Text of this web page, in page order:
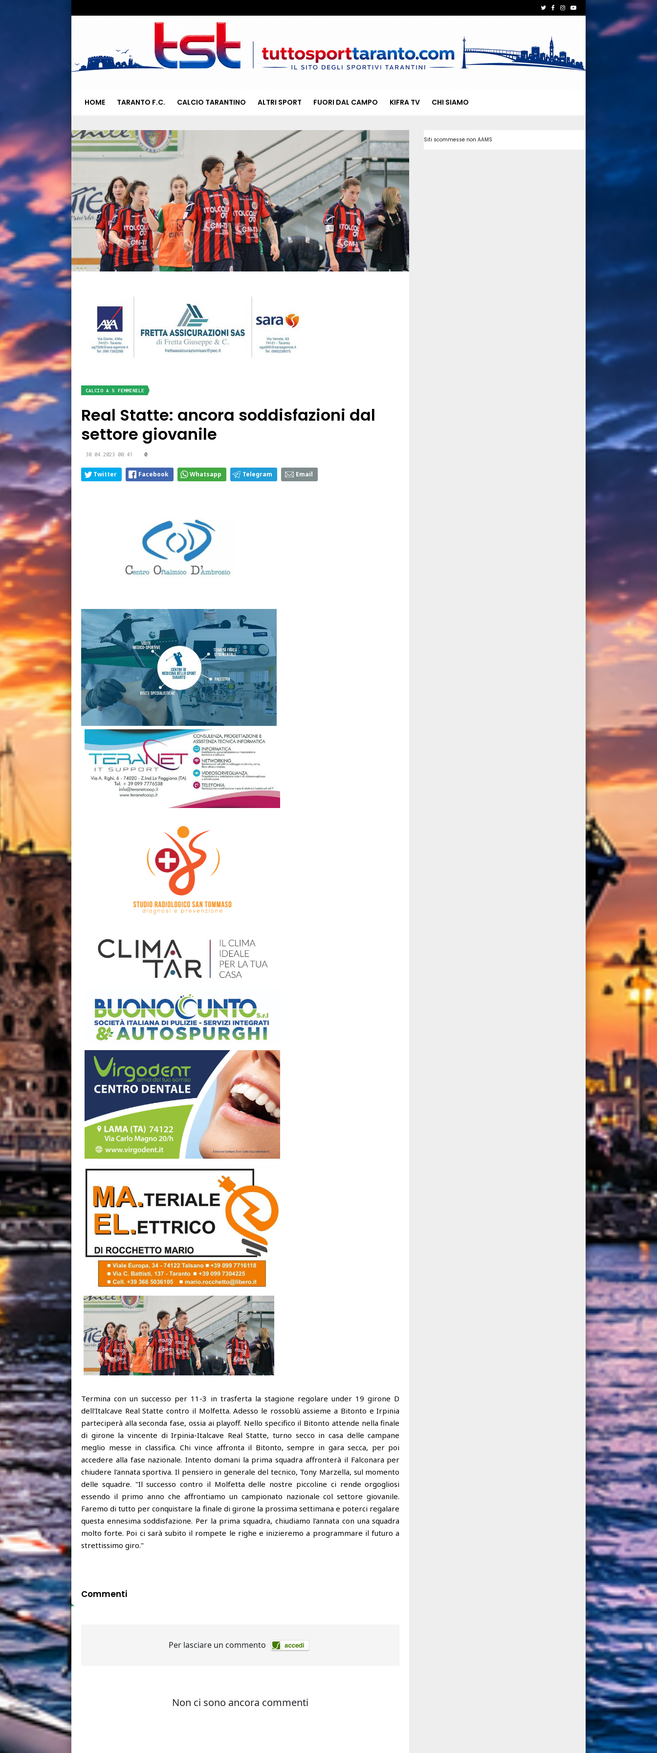
HOME TARANTO F.C. CALCIO TARANTINO ALTRI SPORT FUORI DAL CAMPO KIFRA TV CHI SIAMO
CALCIO A 5 FEMMINILE
Real Statte: ancora soddisfazioni dal
settore giovanile
30.04.2023 00:41 0
Twitter Facebook Whatsapp Telegram Email
Termina con un successo per 11-3 in trasferta la stagione regolare under 19 girone D
dell'Italcave Real Statte contro il Molfetta. Adesso le rossoblù assieme a Bitonto e Irpinia
parteciperà alla seconda fase, ossia ai playoff. Nello specifico il Bitonto attende nella finale
di girone la vincente di Irpinia-Italcave Real Statte, turno secco in casa delle campane
meglio messe in classifica. Chi vince affronta il Bitonto, sempre in gara secca, per poi
accedere alla fase nazionale. Intento domani la prima squadra affronterà il Falconara per
chiudere l'annata sportiva. Il pensiero in generale del tecnico, Tony Marzella, sul momento
delle squadre. "Il successo contro il Molfetta delle nostre piccoline ci rende orgogliosi
essendo il primo anno che affrontiamo un campionato nazionale col settore giovanile.
Faremo di tutto per conquistare la finale di girone la prossima settimana e poterci regalare
questa ennesima soddisfazione. Per la prima squadra, chiudiamo l'annata con una squadra
molto forte. Poi ci sarà subito il rompete le righe e inizieremo a programmare il futuro a
strettissimo giro."
Commenti
Siti scommesse non AAMS